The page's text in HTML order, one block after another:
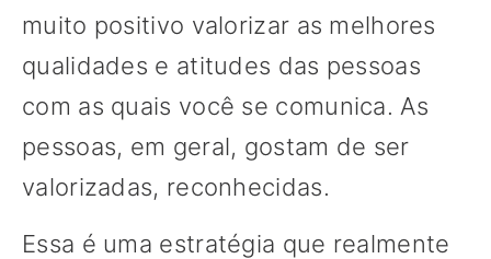
muito positivo valorizar as melhores
qualidades e atitudes das pessoas
com as quais você se comunica. As
pessoas, em geral, gostam de ser
valorizadas, reconhecidas.
Essa é uma estratégia que realmente